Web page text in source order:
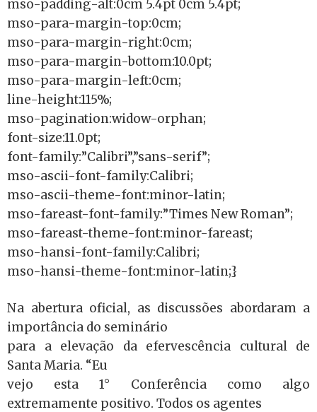
mso-padding-alt:0cm 5.4pt 0cm 5.4pt;
mso-para-margin-top:0cm;
mso-para-margin-right:0cm;
mso-para-margin-bottom:10.0pt;
mso-para-margin-left:0cm;
line-height:115%;
mso-pagination:widow-orphan;
font-size:11.0pt;
font-family:”Calibri”,”sans-serif”;
mso-ascii-font-family:Calibri;
mso-ascii-theme-font:minor-latin;
mso-fareast-font-family:”Times New Roman”;
mso-fareast-theme-font:minor-fareast;
mso-hansi-font-family:Calibri;
mso-hansi-theme-font:minor-latin;}
Na abertura oficial, as discussões abordaram a
importância do seminário
para a elevação da efervescência cultural de
Santa Maria. “Eu
vejo esta 1° Conferência como algo
extremamente positivo. Todos os agentes